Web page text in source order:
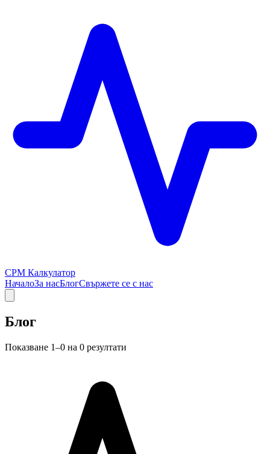
CPM Калкулатор
НачалоЗа насБлогСвържете се с нас
Блог
Показване 1–0 на 0 резултати